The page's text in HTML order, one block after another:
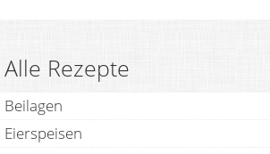
Alle Rezepte
Beilagen
Eierspeisen